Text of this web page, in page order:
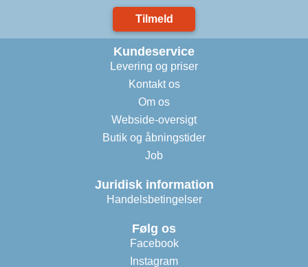
Tilmeld
Kundeservice
Levering og priser
Kontakt os
Om os
Webside-oversigt
Butik og åbningstider
Job
Juridisk information
Handelsbetingelser
Følg os
Facebook
Instagram